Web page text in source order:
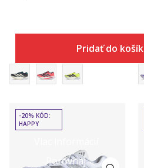
Pridať do košíka
Porovnaj
-20% KÓD:
HAPPY